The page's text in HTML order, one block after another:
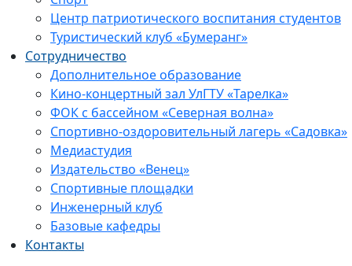
Центр патриотического воспитания студентов
Туристический клуб «Бумеранг»
Сотрудничество
Дополнительное образование
Кино-концертный зал УлГТУ «Тарелка»
ФОК с бассейном «Северная волна»
Спортивно-оздоровительный лагерь «Садовка»
Медиастудия
Издательство «Венец»
Спортивные площадки
Инженерный клуб
Базовые кафедры
Контакты